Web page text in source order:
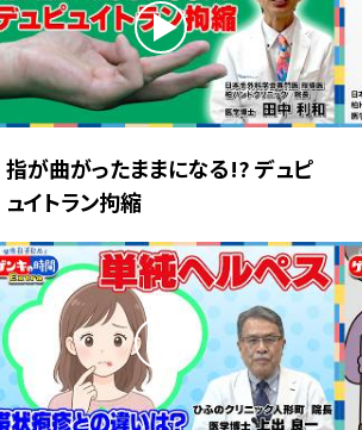
指が曲がったままになる!? デュピ
ュイトラン拘縮